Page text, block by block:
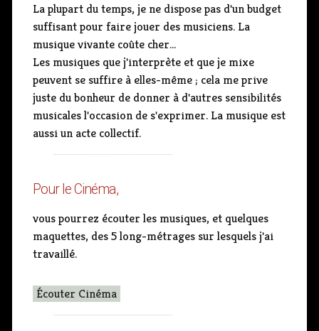
La plupart du temps, je ne dispose pas d'un budget
suffisant pour faire jouer des musiciens. La
musique vivante coûte cher...
Les musiques que j'interprète et que je mixe
peuvent se suffire à elles-même ; cela me prive
juste du bonheur de donner à d'autres sensibilités
musicales l'occasion de s'exprimer. La musique est
aussi un acte collectif.
Pour le Cinéma,
vous pourrez écouter les musiques, et quelques
maquettes, des 5 long-métrages sur lesquels j'ai
travaillé.
Écouter Cinéma